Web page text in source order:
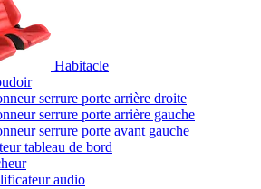
Habitacle
serrure porte arrière droite
serrure porte arrière gauche
serrure porte avant gauche
tableau de bord
audio